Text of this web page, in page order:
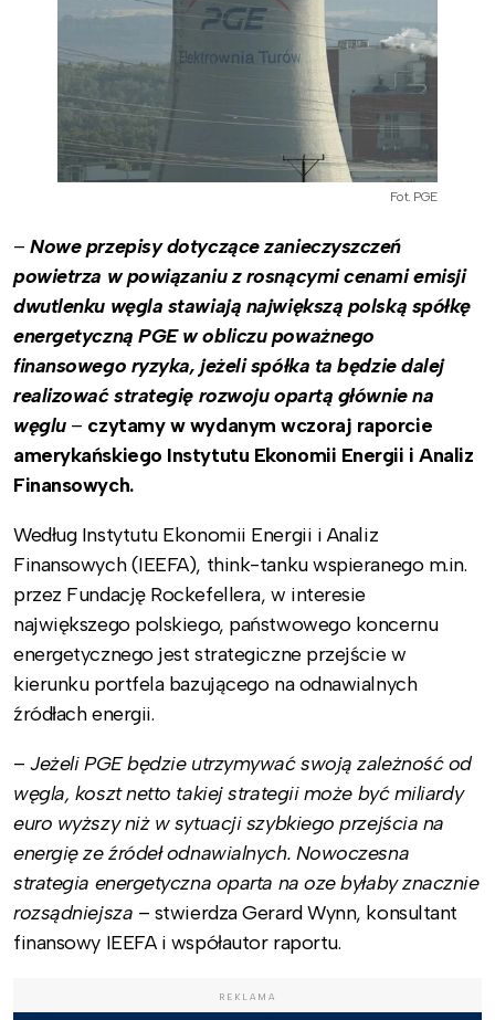
Fot. PGE
– Nowe przepisy dotyczące zanieczyszczeń
powietrza w powiązaniu z rosnącymi cenami emisji
dwutlenku węgla stawiają największą polską spółkę
energetyczną PGE w obliczu poważnego
finansowego ryzyka, jeżeli spółka ta będzie dalej
realizować strategię rozwoju opartą głównie na
węglu – czytamy w wydanym wczoraj raporcie
amerykańskiego Instytutu Ekonomii Energii i Analiz
Finansowych.
Według Instytutu Ekonomii Energii i Analiz
Finansowych (IEEFA), think-tanku wspieranego m.in.
przez Fundację Rockefellera, w interesie
największego polskiego, państwowego koncernu
energetycznego jest strategiczne przejście w
kierunku portfela bazującego na odnawialnych
źródłach energii.
–Jeżeli PGE będzie utrzymywać swoją zależność od
węgla, koszt netto takiej strategii może być miliardy
euro wyższy niż w sytuacji szybkiego przejścia na
energię ze źródeł odnawialnych. Nowoczesna
strategia energetyczna oparta na oze byłaby znacznie
rozsądniejsza – stwierdza Gerard Wynn, konsultant
finansowy IEEFA i współautor raportu.
REKLAMA